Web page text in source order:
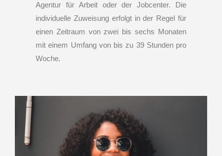
Agentur für Arbeit oder der Jobcenter. Die
individuelle Zuweisung erfolgt in der Regel für
einen Zeitraum von zwei bis sechs Monaten
mit einem Umfang von bis zu 39 Stunden pro
Woche.